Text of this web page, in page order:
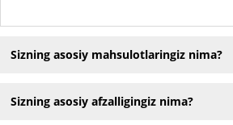
Sizning asosiy mahsulotlaringiz nima?
Sizning asosiy afzalligingiz nima?